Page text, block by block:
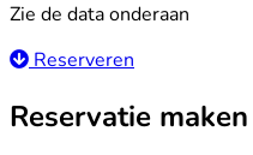
Zie de data onderaan
Reserveren
Reservatie maken